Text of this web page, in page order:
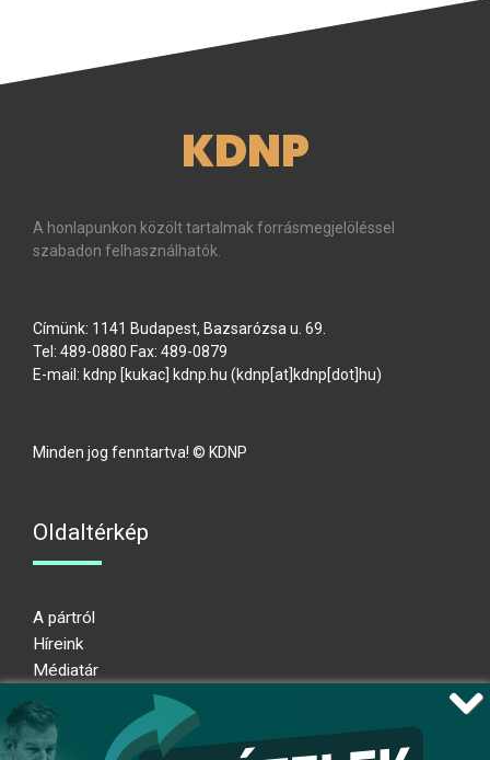
KDNP
A honlapunkon közölt tartalmak forrásmegjelöléssel
szabadon felhasználhatók.
Címünk: 1141 Budapest, Bazsarózsa u. 69.
Tel: 489-0880 Fax: 489-0879
E-mail: kdnp [kukac] kdnp.hu (kdnp[at]kdnp[dot]hu)
Minden jog fenntartva! © KDNP
Oldaltérkép
A pártról
Híreink
Médiatár
Adatkezelési nyilatkozat
Átláthatósági nyilatkozat